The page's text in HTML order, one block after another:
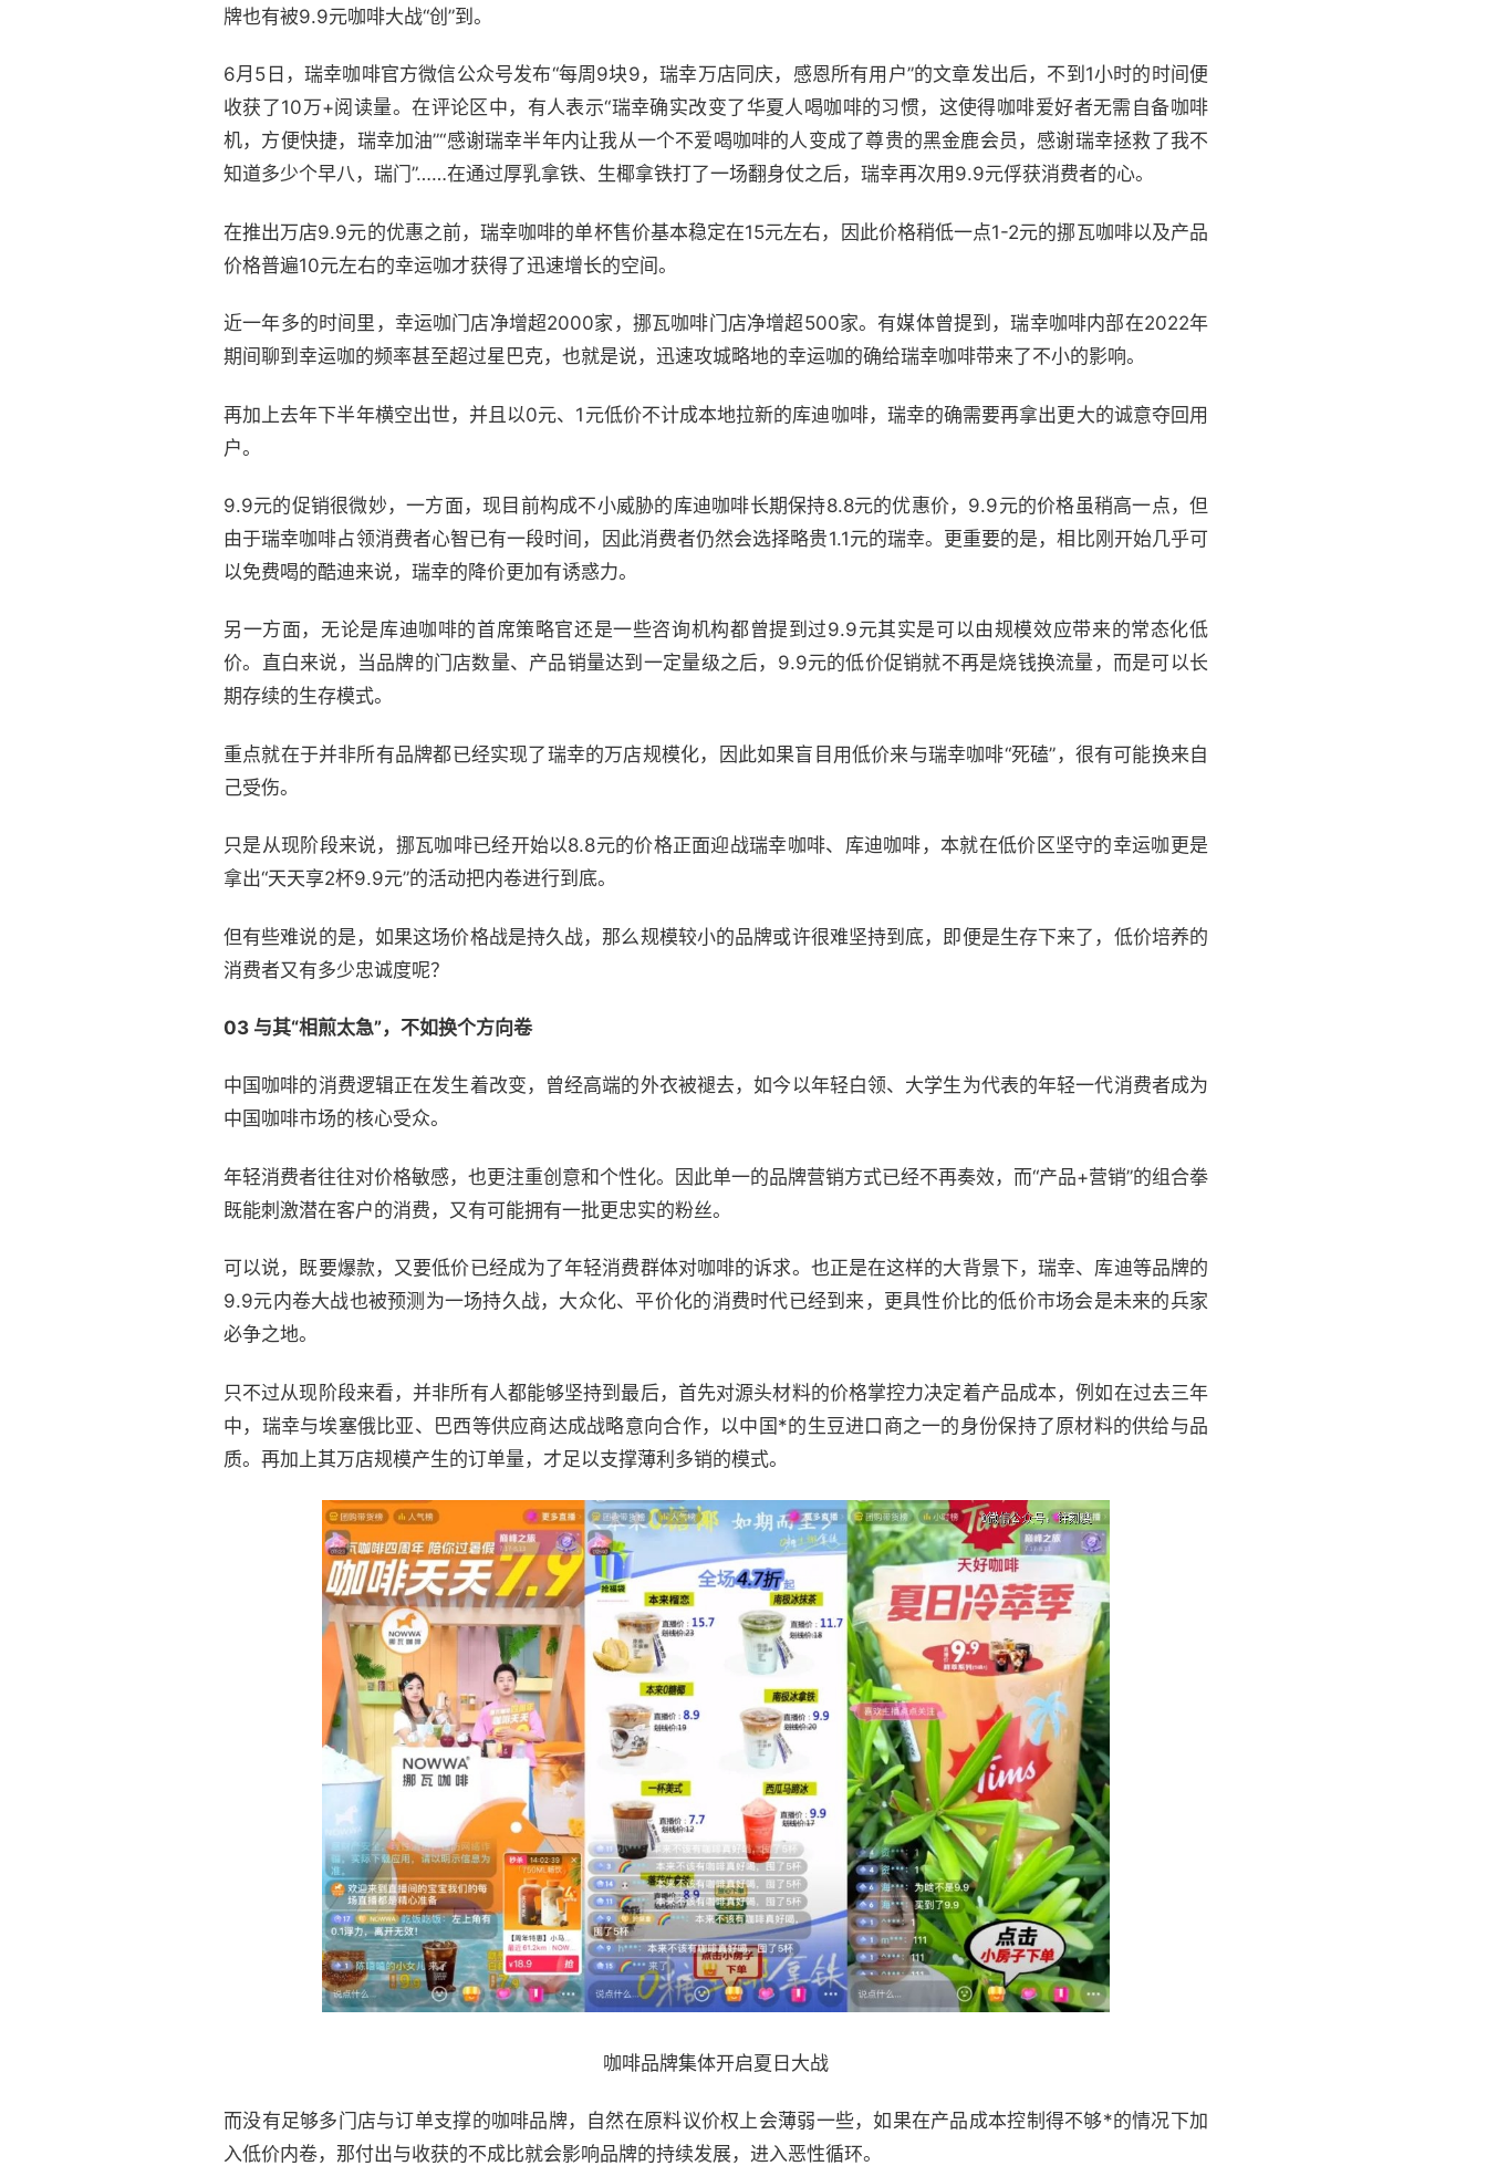
牌也有被9.9元咖啡大战“创”到。
6月5日，瑞幸咖啡官方微信公众号发布“每周9块9，瑞幸万店同庆，感恩所有用户”的文章发出后，不到1小时的时间便
收获了10万+阅读量。在评论区中，有人表示“瑞幸确实改变了华夏人喝咖啡的习惯，这使得咖啡爱好者无需自备咖啡
机，方便快捷，瑞幸加油”“感谢瑞幸半年内让我从一个不爱喝咖啡的人变成了尊贵的黑金鹿会员，感谢瑞幸拯救了我不
知道多少个早八，瑞门”……在通过厚乳拿铁、生椰拿铁打了一场翻身仗之后，瑞幸再次用9.9元俘获消费者的心。
在推出万店9.9元的优惠之前，瑞幸咖啡的单杯售价基本稳定在15元左右，因此价格稍低一点1-2元的挪瓦咖啡以及产品
价格普遍10元左右的幸运咖才获得了迅速增长的空间。
近一年多的时间里，幸运咖门店净增超2000家，挪瓦咖啡门店净增超500家。有媒体曾提到，瑞幸咖啡内部在2022年
期间聊到幸运咖的频率甚至超过星巴克，也就是说，迅速攻城略地的幸运咖的确给瑞幸咖啡带来了不小的影响。
再加上去年下半年横空出世，并且以0元、1元低价不计成本地拉新的库迪咖啡，瑞幸的确需要再拿出更大的诚意夺回用
户。
9.9元的促销很微妙，一方面，现目前构成不小威胁的库迪咖啡长期保持8.8元的优惠价，9.9元的价格虽稍高一点，但
由于瑞幸咖啡占领消费者心智已有一段时间，因此消费者仍然会选择略贵1.1元的瑞幸。更重要的是，相比刚开始几乎可
以免费喝的酷迪来说，瑞幸的降价更加有诱惑力。
另一方面，无论是库迪咖啡的首席策略官还是一些咨询机构都曾提到过9.9元其实是可以由规模效应带来的常态化低
价。直白来说，当品牌的门店数量、产品销量达到一定量级之后，9.9元的低价促销就不再是烧钱换流量，而是可以长
期存续的生存模式。
重点就在于并非所有品牌都已经实现了瑞幸的万店规模化，因此如果盲目用低价来与瑞幸咖啡“死磕”，很有可能换来自
己受伤。
只是从现阶段来说，挪瓦咖啡已经开始以8.8元的价格正面迎战瑞幸咖啡、库迪咖啡，本就在低价区坚守的幸运咖更是
拿出“天天享2杯9.9元”的活动把内卷进行到底。
但有些难说的是，如果这场价格战是持久战，那么规模较小的品牌或许很难坚持到底，即便是生存下来了，低价培养的
消费者又有多少忠诚度呢？
03 与其“相煎太急”，不如换个方向卷
中国咖啡的消费逻辑正在发生着改变，曾经高端的外衣被褪去，如今以年轻白领、大学生为代表的年轻一代消费者成为
中国咖啡市场的核心受众。
年轻消费者往往对价格敏感，也更注重创意和个性化。因此单一的品牌营销方式已经不再奏效，而“产品+营销”的组合拳
既能刺激潜在客户的消费，又有可能拥有一批更忠实的粉丝。
可以说，既要爆款，又要低价已经成为了年轻消费群体对咖啡的诉求。也正是在这样的大背景下，瑞幸、库迪等品牌的
9.9元内卷大战也被预测为一场持久战，大众化、平价化的消费时代已经到来，更具性价比的低价市场会是未来的兵家
必争之地。
只不过从现阶段来看，并非所有人都能够坚持到最后，首先对源头材料的价格掌控力决定着产品成本，例如在过去三年
中，瑞幸与埃塞俄比亚、巴西等供应商达成战略意向合作，以中国*的生豆进口商之一的身份保持了原材料的供给与品
质。再加上其万店规模产生的订单量，才足以支撑薄利多销的模式。
咖啡品牌集体开启夏日大战
而没有足够多门店与订单支撑的咖啡品牌，自然在原料议价权上会薄弱一些，如果在产品成本控制得不够*的情况下加
入低价内卷，那付出与收获的不成比就会影响品牌的持续发展，进入恶性循环。